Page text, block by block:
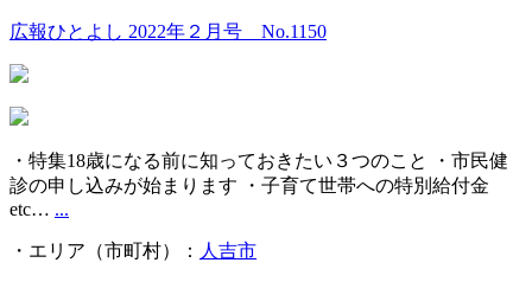
広報ひとよし 2022年２月号 No.1150
・特集18歳になる前に知っておきたい３つのこと ・市民健
診の申し込みが始まります ・子育て世帯への特別給付金
etc… ...
・エリア（市町村）： 人吉市